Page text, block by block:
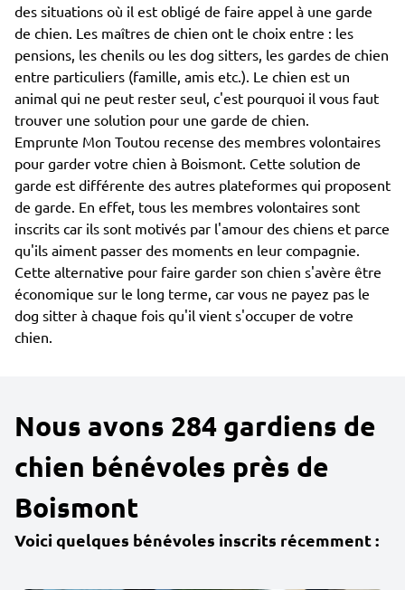
des situations où il est obligé de faire appel à une garde
de chien. Les maîtres de chien ont le choix entre : les
pensions, les chenils ou les dog sitters, les gardes de chien
entre particuliers (famille, amis etc.). Le chien est un
animal qui ne peut rester seul, c'est pourquoi il vous faut
trouver une solution pour une garde de chien.
Emprunte Mon Toutou recense des membres volontaires
pour garder votre chien à Boismont. Cette solution de
garde est différente des autres plateformes qui proposent
de garde. En effet, tous les membres volontaires sont
inscrits car ils sont motivés par l'amour des chiens et parce
qu'ils aiment passer des moments en leur compagnie.
Cette alternative pour faire garder son chien s'avère être
économique sur le long terme, car vous ne payez pas le
dog sitter à chaque fois qu'il vient s'occuper de votre
chien.
Nous avons 284 gardiens de
chien bénévoles près de
Boismont
Voici quelques bénévoles inscrits récemment :